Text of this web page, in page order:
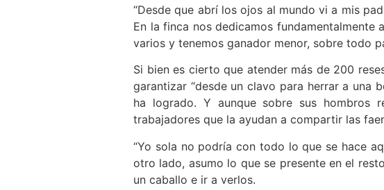
“Desde que abrí los ojos al mundo vi a mis
En la finca nos dedicamos
varios y tenemos ganador menor, sobre todo
Si bien es cierto que atender más de 200
garantizar “desde un clavo para herrar a una
ha logrado. Y aunque sobre sus hombros
trabajadores que la ayudan a compartir las
“Yo sola no podría con todo lo que se hace
otro lado, asumo lo que se presente en el
un caballo e ir a verlos.